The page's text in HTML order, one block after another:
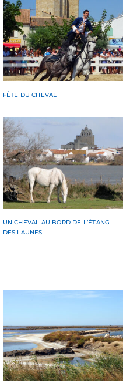
FÊTE DU CHEVAL
UN CHEVAL AU BORD DE L’ÉTANG
DES LAUNES